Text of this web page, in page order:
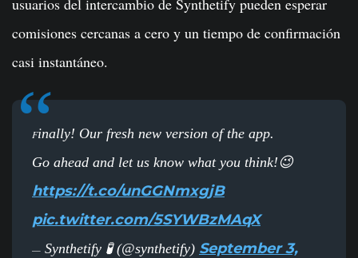
usuarios del intercambio de Synthetify pueden esperar
comisiones cercanas a cero y un tiempo de confirmación
casi instantáneo.
Finally! Our fresh new version of the app.
Go ahead and let us know what you think!😉
https://t.co/unGGNmxgjB
pic.twitter.com/5SYWBzMAqX
— Synthetify 🧪 (@synthetify) September 3,